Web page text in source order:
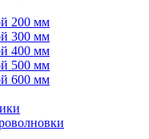
200 мм
300 мм
400 мм
500 мм
600 мм